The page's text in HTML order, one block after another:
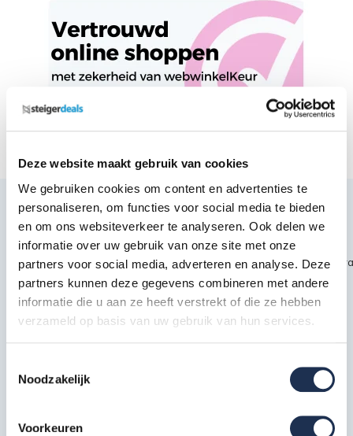
Deze website maakt gebruik van cookies
We gebruiken cookies om content en advertenties te
personaliseren, om functies voor social media te bieden
en om ons websiteverkeer te analyseren. Ook delen we
informatie over uw gebruik van onze site met onze
partners voor social media, adverteren en analyse. Deze
partners kunnen deze gegevens combineren met andere
informatie die u aan ze heeft verstrekt of die ze hebben
verzameld op basis van uw gebruik van hun services.
Noodzakelijk
Voorkeuren
Productbeschrijving
~~https://cdn.webshopapp.com/shops/189476/files/451435720/
safety1.jpg
EAN